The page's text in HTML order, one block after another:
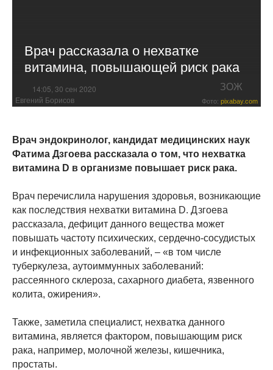
Врач рассказала о нехватке
витамина, повышающей риск рака
14:05, 30 сен 2020 ЗОЖ
Евгений Борисов Фото: pixabay.com
Врач эндокринолог, кандидат медицинских наук
Фатима Дзгоева рассказала о том, что нехватка
витамина D в организме повышает риск рака.
Врач перечислила нарушения здоровья, возникающие
как последствия нехватки витамина D. Дзгоева
рассказала, дефицит данного вещества может
повышать частоту психических, сердечно-сосудистых
и инфекционных заболеваний, – «в том числе
туберкулеза, аутоиммунных заболеваний:
рассеянного склероза, сахарного диабета, язвенного
колита, ожирения».
Также, заметила специалист, нехватка данного
витамина, является фактором, повышающим риск
рака, например, молочной железы, кишечника,
простаты.